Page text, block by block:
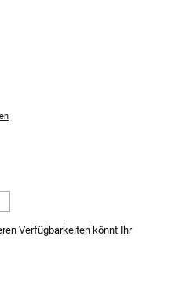
verfügbar.)
nicht verfügbar.)
ist zurzeit nicht verfügbar.)
Option ist zurzeit nicht verfügbar.)
Verfügbarkeiten könnt Ihr